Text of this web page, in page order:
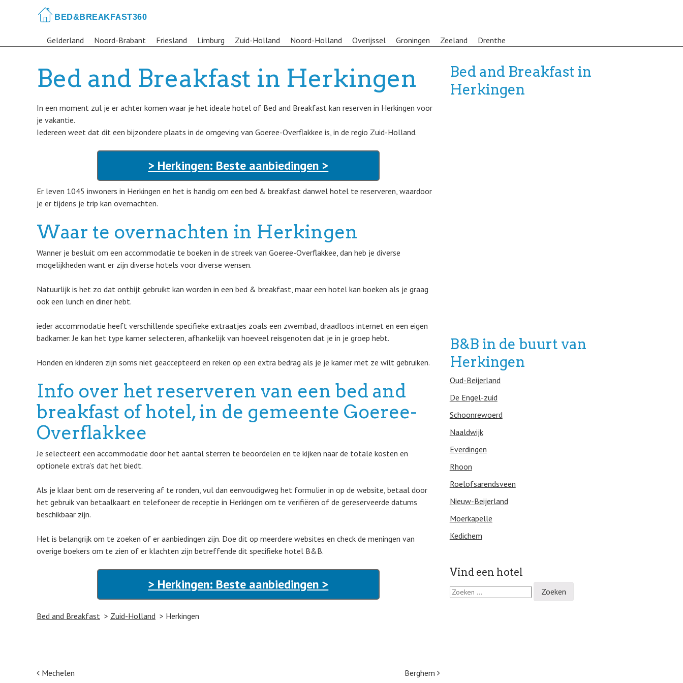
Gelderland Noord-Brabant Friesland Limburg Zuid-Holland Noord-Holland Overijssel Groningen Zeeland Drenthe
Bed and Breakfast in Herkingen
In een moment zul je er achter komen waar je het ideale hotel of Bed and Breakfast kan reserven in Herkingen voor
je vakantie.
Iedereen weet dat dit een bijzondere plaats in de omgeving van Goeree-Overflakkee is, in de regio Zuid-Holland.
> Herkingen: Beste aanbiedingen >
Er leven 1045 inwoners in Herkingen en het is handig om een bed & breakfast danwel hotel te reserveren, waardoor
je er tijdens je trip kan overnachten.
Waar te overnachten in Herkingen
Wanner je besluit om een accommodatie te boeken in de streek van Goeree-Overflakkee, dan heb je diverse
mogelijkheden want er zijn diverse hotels voor diverse wensen.
Natuurlijk is het zo dat ontbijt gebruikt kan worden in een bed & breakfast, maar een hotel kan boeken als je graag
ook een lunch en diner hebt.
ieder accommodatie heeft verschillende specifieke extraatjes zoals een zwembad, draadloos internet en een eigen
badkamer. Je kan het type kamer selecteren, afhankelijk van hoeveel reisgenoten dat je in je groep hebt.
Honden en kinderen zijn soms niet geaccepteerd en reken op een extra bedrag als je je kamer met ze wilt gebruiken.
Info over het reserveren van een bed and
breakfast of hotel, in de gemeente Goeree-
Overflakkee
Je selecteert een accommodatie door het aantal sterren te beoordelen en te kijken naar de totale kosten en
optionele extra’s dat het biedt.
Als je klaar bent om de reservering af te ronden, vul dan eenvoudigweg het formulier in op de website, betaal door
het gebruik van betaalkaart en telefoneer de receptie in Herkingen om te verifiëren of de gereserveerde datums
beschikbaar zijn.
Het is belangrijk om te zoeken of er aanbiedingen zijn. Doe dit op meerdere websites en check de meningen van
overige boekers om te zien of er klachten zijn betreffende dit specifieke hotel B&B.
> Herkingen: Beste aanbiedingen >
Bed and Breakfast Zuid-Holland Herkingen
Post navigation
Mechelen Berghem
Bed and Breakfast in
Herkingen
B&B in de buurt van
Herkingen
Oud-Beijerland
De Engel-zuid
Schoonrewoerd
Naaldwijk
Everdingen
Rhoon
Roelofsarendsveen
Nieuw-Beijerland
Moerkapelle
Kedichem
Vind een hotel
Z
o